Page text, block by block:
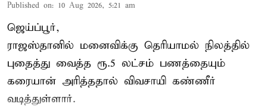
Published on: 10 Aug 2026, 5:21 am
ஜெய்ப்பூர்,
ராஜஸ்தானில் மனைவிக்கு தெரியாமல் நிலத்தில்
புதைத்து வைத்த ரூ.5 லட்சம் பணத்தையும்
கரையான் அரித்ததால் விவசாயி கண்ணீர்
வடித்துள்ளார்.